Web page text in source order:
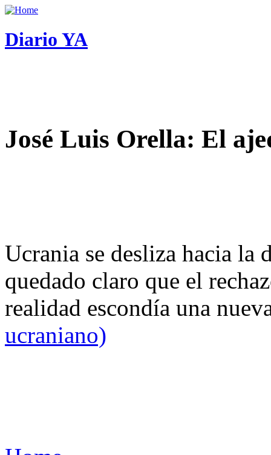
Diario YA
José Luis Orella: El
Ucrania se desliza hacia
quedado claro que el
realidad escondía una
ucraniano)